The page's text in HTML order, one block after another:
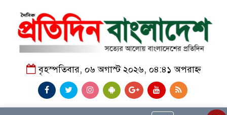
বৃহস্পতিবার, ০৬ অগাস্ট ২০২৬, ০৪:৪১ অপরাহ্ন